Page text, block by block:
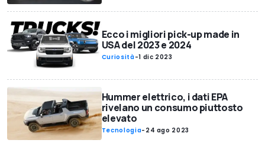
Ecco i migliori pick-up made in
USA del 2023 e 2024
Curiosità-1 dic 2023
Hummer elettrico, i dati EPA
rivelano un consumo piuttosto
elevato
Tecnologia- 24 ago 2023